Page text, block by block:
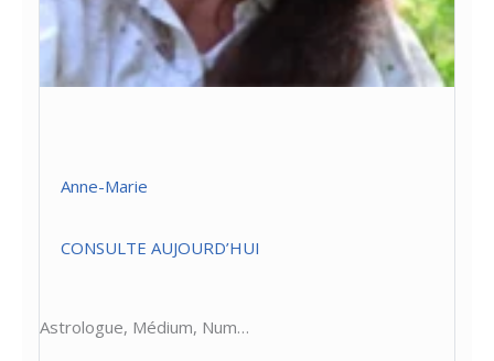
Anne-Marie
CONSULTE AUJOURD’HUI
Astrologue, Médium, Num…